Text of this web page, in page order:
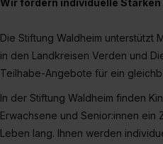
Eine Erlaubnis hierfür
Einzelfall bei dem jeweiligen
bestimmte
erlauben“. Die Einwilligung
der Kategorien
Media und Marketing“
Wir fördern individuelle Stärken
Die Stiftung Waldheim unterstützt
in den Landkreisen Verden und
Teilhabe-Angebote für ein
In der Stiftung Waldheim finden
Erwachsene und Senior:innen ein
Leben lang. Ihnen werden